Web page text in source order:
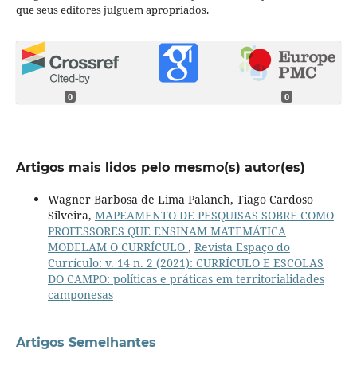
que seus editores julguem apropriados.
0 0
Artigos mais lidos pelo mesmo(s) autor(es)
Wagner Barbosa de Lima Palanch, Tiago Cardoso
Silveira, MAPEAMENTO DE PESQUISAS SOBRE COMO
PROFESSORES QUE ENSINAM MATEMÁTICA
MODELAM O CURRÍCULO , Revista Espaço do
Currículo: v. 14 n. 2 (2021): CURRÍCULO E ESCOLAS
DO CAMPO: políticas e práticas em territorialidades
camponesas
Artigos Semelhantes